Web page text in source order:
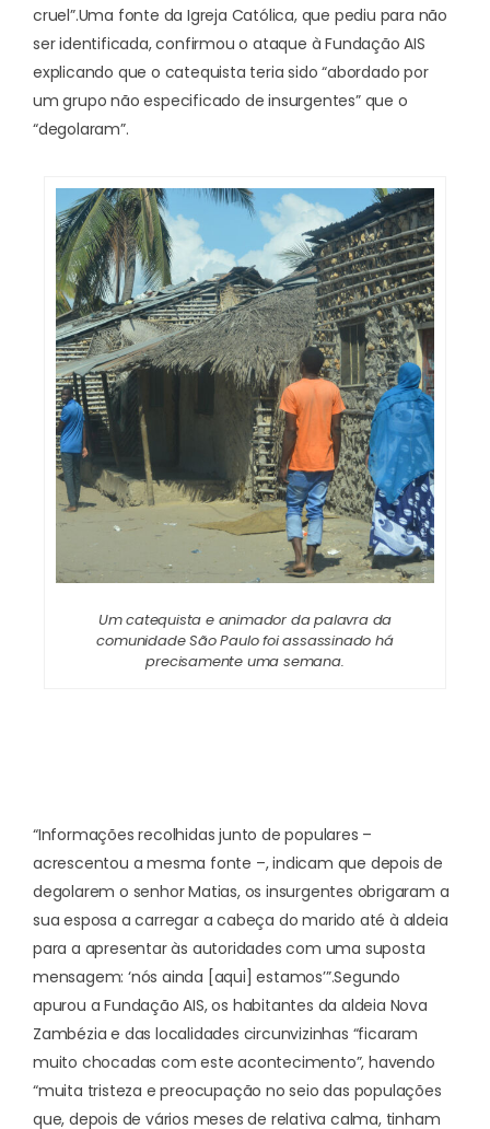
cruel”.Uma fonte da Igreja Católica, que pediu para não
ser identificada, confirmou o ataque à Fundação AIS
explicando que o catequista teria sido “abordado por
um grupo não especificado de insurgentes” que o
“degolaram”.
Um catequista e animador da palavra da
comunidade São Paulo foi assassinado há
precisamente uma semana.
“Informações recolhidas junto de populares –
acrescentou a mesma fonte –, indicam que depois de
degolarem o senhor Matias, os insurgentes obrigaram a
sua esposa a carregar a cabeça do marido até à aldeia
para a apresentar às autoridades com uma suposta
mensagem: ‘nós ainda [aqui] estamos’”.Segundo
apurou a Fundação AIS, os habitantes da aldeia Nova
Zambézia e das localidades circunvizinhas “ficaram
muito chocadas com este acontecimento”, havendo
“muita tristeza e preocupação no seio das populações
que, depois de vários meses de relativa calma, tinham